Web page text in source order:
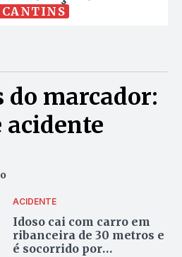
do marcador:
acidente
ACIDENTE
Idoso cai com carro em
ribanceira de 30 metros e
é socorrido por